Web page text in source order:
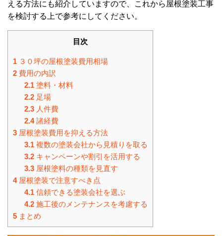
える方法にも紹介していますので、これから屋根塗装工事
を検討する上で参考にしてください。
目次
1 ３０坪の屋根塗装費用相場
2 費用の内訳
2.1塗料・材料
2.2足場
2.3人件費
2.4諸経費
3 屋根塗装費用を抑える方法
3.1複数の塗装会社から見積りを取る
3.2キャンペーンや割引を活用する
3.3屋根塗料の種類を見直す
4屋根塗装で注意すべき点
4.1信頼できる塗装会社を選ぶ
4.2施工後のメンテナンスを考慮する
5 まとめ